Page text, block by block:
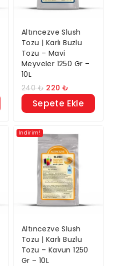
Altıncezve Slush
Tozu | Karlı Buzlu
Tozu – Mavi
Meyveler 1250 Gr –
10L
240₺ 220₺
Sepete Ekle
İndirim!
Altıncezve Slush
Tozu | Karlı Buzlu
Tozu – Kavun 1250
Gr – 10L